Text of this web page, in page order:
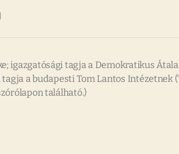
igazgatósági tagja a Demokratikus
a budapesti Tom Lantos Intézetnek
található.)